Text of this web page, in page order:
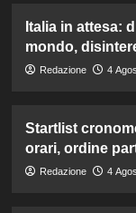
Italia in attesa:
mondo,
Redazione 4
Startlist
orari, ordine
Redazione 4